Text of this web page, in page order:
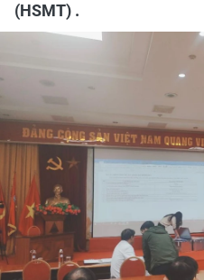
(HSMT) .